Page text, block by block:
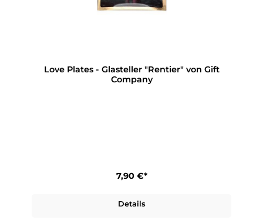
Love Plates - Glasteller "Rentier" von Gift
Company
7,90 €*
Details